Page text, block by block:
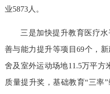
业5873人。
三是加快提升教育医疗
善与能力提升等项目69个，
舍及室外运动场地11.5万平方
质量提升奖，基础教育“三率